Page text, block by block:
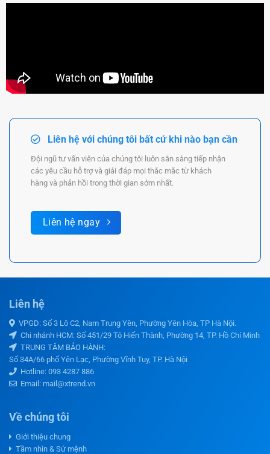
Liên hệ với chúng tôi bất cứ khi nào bạn cần
Đội ngũ tư vấn viên của chúng tôi luôn sẵn sàng tiếp nhận
các yêu cầu hỗ trợ và giải đáp mọi thắc mắc từ khách
hàng và phản hồi trong thời gian sớm nhất.
Liên hệ ngay
Liên hệ
VPGD: Số 3 Lô C2, Nam Trung Yên, Phường Yên Hòa, TP Hà Nội.
Chi nhánh HCM: Số 451/29 Tô Hiến Thành, Phường 14, TP. Hồ Chí Minh
TRUNG TÂM BẢO HÀNH:
Số 34A/66 phố Yên Lạc, Phường Vĩnh Tuy, TP. Hà Nội
Hotline: 093 4287 886
Email: mail@xtrend.vn
Về chúng tôi
Giới thiệu chung
Tầm nhìn & Sứ mệnh